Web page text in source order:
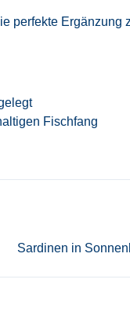
perfekte Ergänzung
Fischfang
Sardinen in